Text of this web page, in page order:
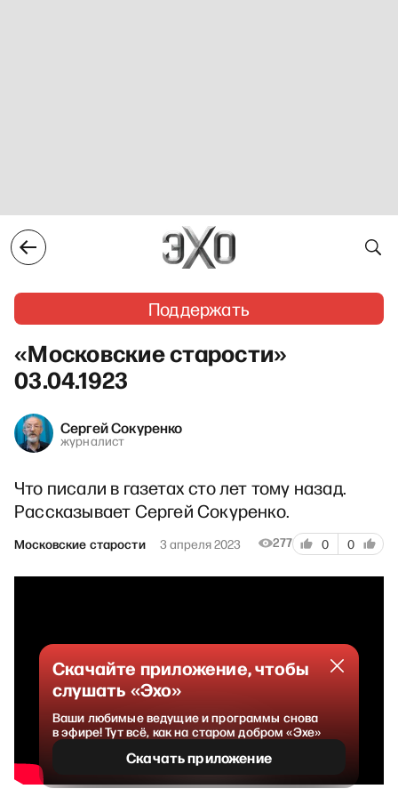
Поддержать
«Московские старости»
03.04.1923
Сергей Сокуренко
журналист
Что писали в газетах сто лет тому назад.
Рассказывает Сергей Сокуренко.
Московские старости 3 апреля 2023 277 0 0
Скачайте приложение, чтобы
слушать «Эхо»
Ваши любимые ведущие и программы снова
в эфире! Тут всё, как на старом добром «Эхе»
Скачать приложение